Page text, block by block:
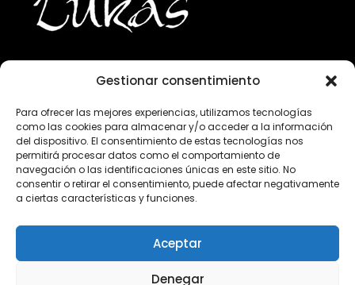
Gestionar consentimiento
Para ofrecer las mejores experiencias, utilizamos tecnologías
como las cookies para almacenar y/o acceder a la información
del dispositivo. El consentimiento de estas tecnologías nos
permitirá procesar datos como el comportamiento de
navegación o las identificaciones únicas en este sitio. No
consentir o retirar el consentimiento, puede afectar negativamente
a ciertas características y funciones.
Aceptar
Denegar
943 224 800
info@lukasgourmet.com
Club del vino
Trabaja con nosotros
Preguntas frecuentes
Condiciones de compra